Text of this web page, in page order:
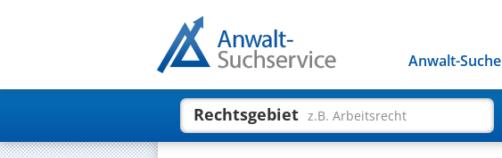
Anwalt-Suche
Rechtsgebiet z.B. Arbeitsrecht